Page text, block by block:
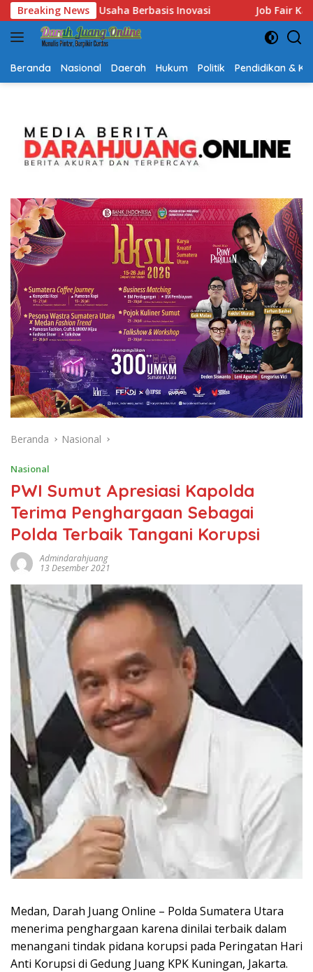
Langsung
ke
konten
Breaking News
Job Fair Kalsel 2026 Dibuka, Sediakan Hampir 2.000
Beranda Nasional Daerah Hukum Politik Pendidikan &
Beranda Nasional
Nasional
PWI Sumut Apresiasi Kapolda
Terima Penghargaan Sebagai
Polda Terbaik Tangani Korupsi
Admindarahjuang
13 Desember 2021
Medan, Darah Juang Online – Polda Sumatera Utara
menerima penghargaan karena dinilai terbaik dalam
menangani tindak pidana korupsi pada Peringatan Hari
Anti Korupsi di Gedung Juang KPK Kuningan, Jakarta.